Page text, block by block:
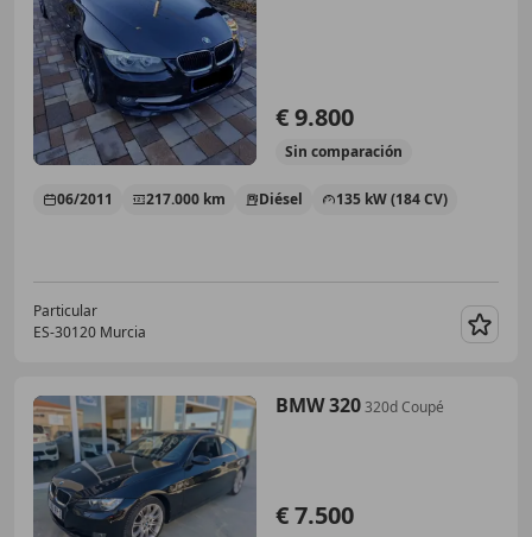
€ 9.800
Sin comparación
06/2011 217.000 km Diésel 135 kW (184 CV)
Particular
ES-30120 Murcia
BMW 320320d Coupé
€ 7.500